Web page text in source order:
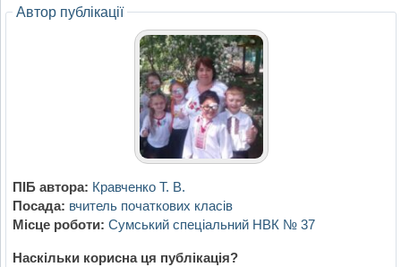
Автор публікації
ПІБ автора: Кравченко Т. В.
Посада: вчитель початкових класів
Місце роботи: Сумський спеціальний НВК № 37
Наскільки корисна ця публікація?